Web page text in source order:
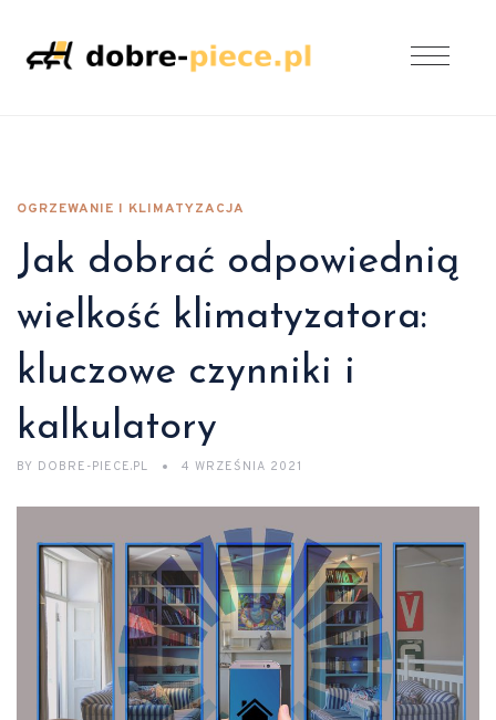
OGRZEWANIE I KLIMATYZACJA
Jak dobrać odpowiednią
wielkość klimatyzatora:
kluczowe czynniki i
kalkulatory
BY DOBRE-PIECE.PL 4 WRZEŚNIA 2021